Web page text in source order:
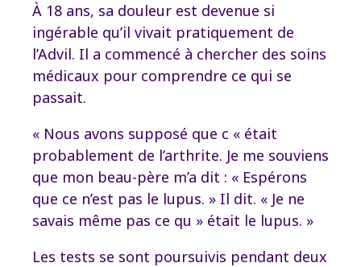
À 18 ans, sa douleur est devenue si
ingérable qu’il vivait pratiquement de
l’Advil. Il a commencé à chercher des soins
médicaux pour comprendre ce qui se
passait.
« Nous avons supposé que c « était
probablement de l’arthrite. Je me souviens
que mon beau-père m’a dit : « Espérons
que ce n’est pas le lupus. » Il dit. « Je ne
savais même pas ce qu » était le lupus. »
Les tests se sont poursuivis pendant deux